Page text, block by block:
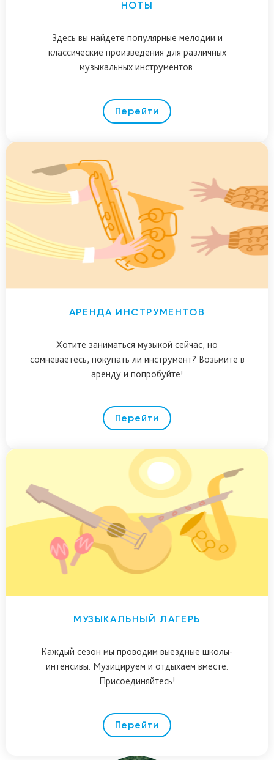
НОТЫ
Здесь вы найдете популярные мелодии и
классические произведения для различных
музыкальных инструментов.
Перейти
АРЕНДА ИНСТРУМЕНТОВ
Хотите заниматься музыкой сейчас, но
сомневаетесь, покупать ли инструмент? Возьмите в
аренду и попробуйте!
Перейти
МУЗЫКАЛЬНЫЙ ЛАГЕРЬ
Каждый сезон мы проводим выездные школы-
интенсивы. Музицируем и отдыхаем вместе.
Присоединяйтесь!
Перейти